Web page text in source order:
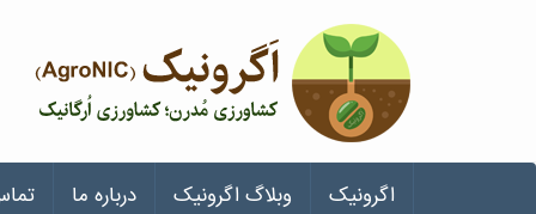
اگرونیک وبلاگ اگرونیک درباره ما